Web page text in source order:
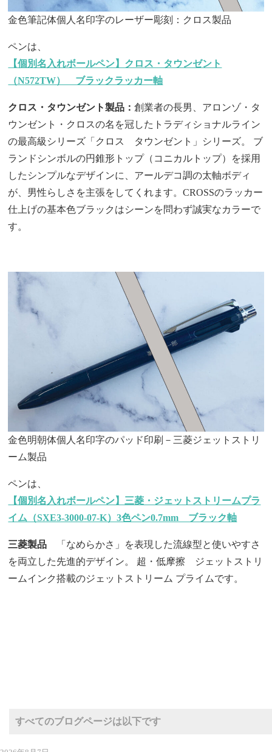
金色筆記体個人名印字のレーザー彫刻：クロス製品
ペンは、
【個別名入れボールペン】クロス・タウンゼント
（N572TW） ブラックラッカー軸
クロス・タウンゼント製品：創業者の長男、アロンゾ・タ
ウンゼント・クロスの名を冠したトラディショナルライン
の最高級シリーズ「クロス タウンゼント」シリーズ。 ブ
ランドシンボルの円錐形トップ（コニカルトップ）を採用
したシンプルなデザインに、アールデコ調の太軸ボディ
が、男性らしさを主張をしてくれます。CROSSのラッカー
仕上げの基本色ブラックはシーンを問わず誠実なカラーで
す。
金色明朝体個人名印字のパッド印刷－三菱ジェットストリ
ーム製品
ペンは、
【個別名入れボールペン】三菱・ジェットストリームプラ
イム（SXE3-3000-07-K）3色ペン0.7mm ブラック軸
三菱製品 「なめらかさ」を表現した流線型と使いやすさ
を両立した先進的デザイン。 超・低摩擦 ジェットストリ
ームインク搭載のジェットストリーム プライムです。
すべてのブログページは以下です